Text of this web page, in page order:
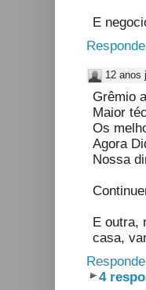
E
12 anos
Grêmio
Maior
Os
Agora
Nossa
E outra,
casa,
4